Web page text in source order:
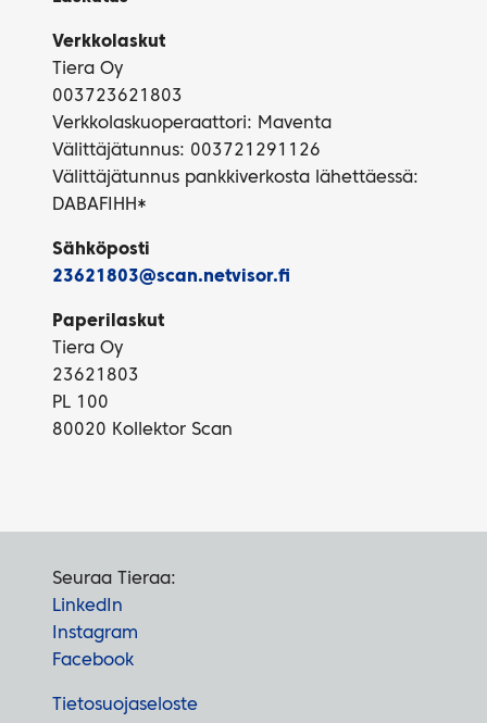
Verkkolaskut
Tiera Oy
003723621803
Verkkolaskuoperaattori: Maventa
Välittäjätunnus: 003721291126
Välittäjätunnus pankkiverkosta lähettäessä:
DABAFIHH*
Sähköposti
23621803@scan.netvisor.fi
Paperilaskut
Tiera Oy
23621803
PL 100
80020 Kollektor Scan
Seuraa Tieraa:
LinkedIn
Instagram
Facebook
Tietosuojaseloste